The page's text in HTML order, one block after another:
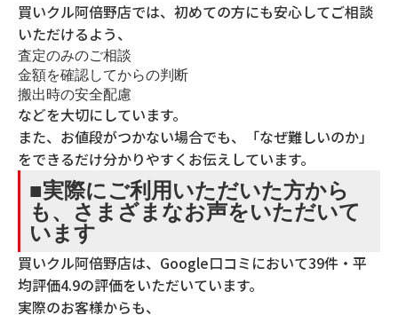
買いクル阿倍野店では、初めての方にも安心してご相談
いただけるよう、
査定のみのご相談
金額を確認してからの判断
搬出時の安全配慮
などを大切にしています。
また、お値段がつかない場合でも、「なぜ難しいのか」
をできるだけ分かりやすくお伝えしています。
■実際にご利用いただいた方から
も、さまざまなお声をいただいて
います
買いクル阿倍野店は、Google口コミにおいて39件・平
均評価4.9の評価をいただいています。
実際のお客様からも、